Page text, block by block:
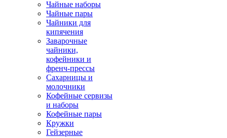
Чайные наборы
Чайные пары
Чайники для
кипячения
Заварочные
чайники,
кофейники и
френч-прессы
Сахарницы и
молочники
Кофейные сервизы
и наборы
Кофейные пары
Кружки
Гейзерные